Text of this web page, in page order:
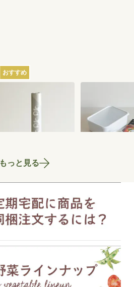
おすすめ
さささの和晒（わざ
らし）ロール ミシン
器 2.8L
もっと見る